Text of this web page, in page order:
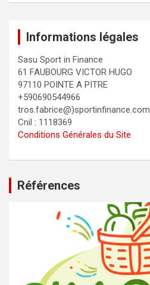
Informations légales
Sasu Sport in Finance
61 FAUBOURG VICTOR HUGO
97110 POINTE A PITRE
+590690544966
tros.fabrice@)sportinfinance.com
Cnil : 1118369
Conditions Générales du Site
Références